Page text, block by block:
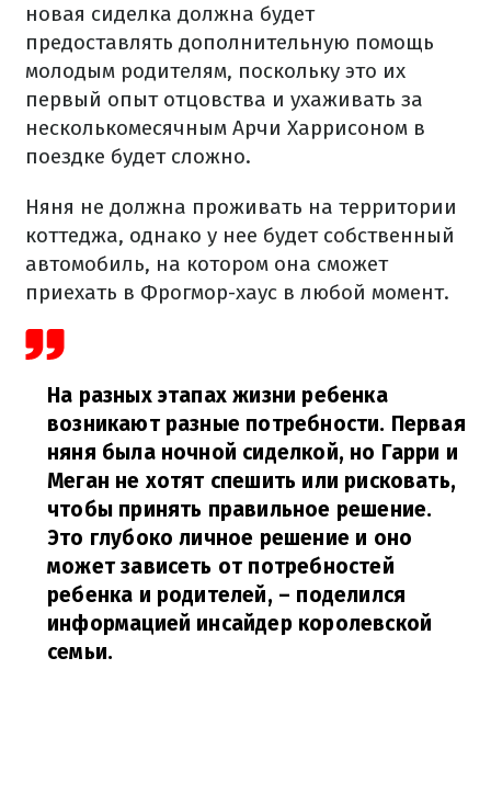
новая сиделка должна будет
предоставлять дополнительную помощь
молодым родителям, поскольку это их
первый опыт отцовства и ухаживать за
несколькомесячным Арчи Харрисоном в
поездке будет сложно.
Няня не должна проживать на территории
коттеджа, однако у нее будет собственный
автомобиль, на котором она сможет
приехать в Фрогмор-хаус в любой момент.
На разных этапах жизни ребенка
возникают разные потребности. Первая
няня была ночной сиделкой, но Гарри и
Меган не хотят спешить или рисковать,
чтобы принять правильное решение.
Это глубоко личное решение и оно
может зависеть от потребностей
ребенка и родителей, – поделился
информацией инсайдер королевской
семьи.